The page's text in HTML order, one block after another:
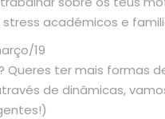
académicos e
19
ter mais formas
de dinâmicas,